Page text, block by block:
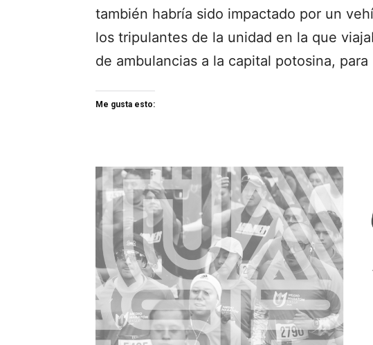
también habría sido impactado por un
los tripulantes de la unidad en la que
de ambulancias a la capital potosina,
Me gusta esto: